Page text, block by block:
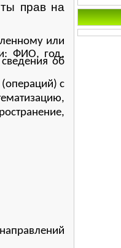
прав на
или
ФИО, год,
об
с